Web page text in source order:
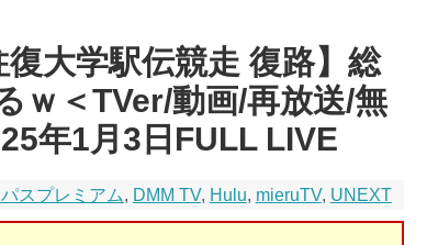
復大学駅伝競走 復路】総
ｗ＜TVer/動画/再放送/無
年1月3日FULL LIVE
スプレミアム, DMM TV, Hulu, mieruTV, UNEXT